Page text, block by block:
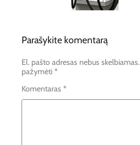
Parašykite komentarą
El. pašto adresas nebus skelbiamas.
pažymėti *
Komentaras *